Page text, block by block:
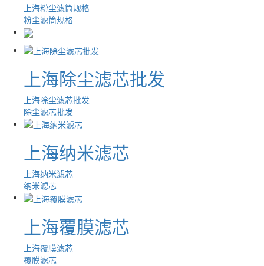
上海粉尘滤筒规格
粉尘滤筒规格
上海除尘滤芯批发
上海除尘滤芯批发
除尘滤芯批发
上海纳米滤芯
上海纳米滤芯
纳米滤芯
上海覆膜滤芯
上海覆膜滤芯
覆膜滤芯